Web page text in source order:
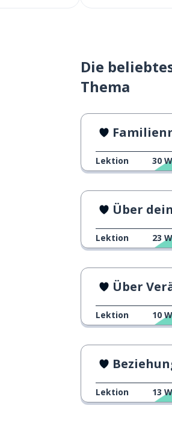
Die
Thema
Lektion 30
Über deinen
Lektion 23
Über
Lektion 10
Lektion 13